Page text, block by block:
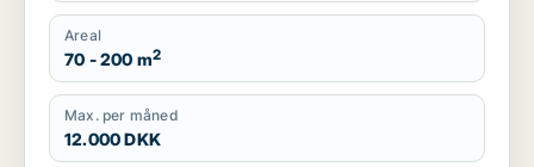
Areal
70 - 200 m2
Max. per måned
12.000 DKK